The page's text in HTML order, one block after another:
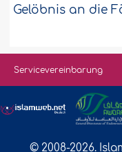
Gelöbnis an die
Servicevereinbarung
© 2008-2026.